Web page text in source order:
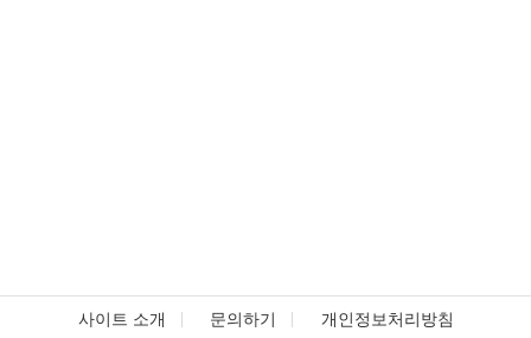
사이트 소개 문의하기 개인정보처리방침